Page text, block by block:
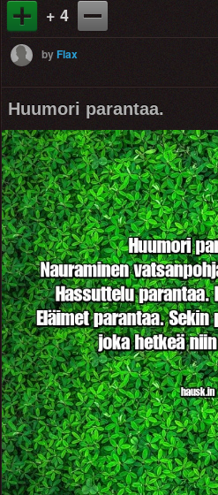
+ 4
byFlax
Huumori parantaa.